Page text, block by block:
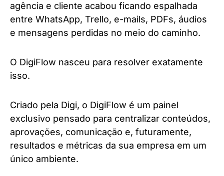
agência e cliente acabou ficando espalhada
entre WhatsApp, Trello, e-mails, PDFs, áudios
e mensagens perdidas no meio do caminho.
O DigiFlow nasceu para resolver exatamente
isso.
Criado pela Digi, o DigiFlow é um painel
exclusivo pensado para centralizar conteúdos,
aprovações, comunicação e, futuramente,
resultados e métricas da sua empresa em um
único ambiente.